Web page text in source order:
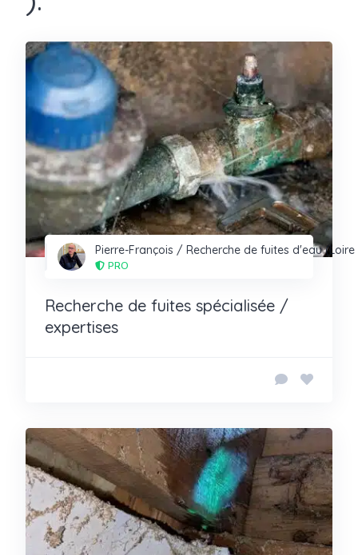
Pierre-François / Recherche de fuites d'eau (Loire
PRO
Recherche de fuites spécialisée /
expertises